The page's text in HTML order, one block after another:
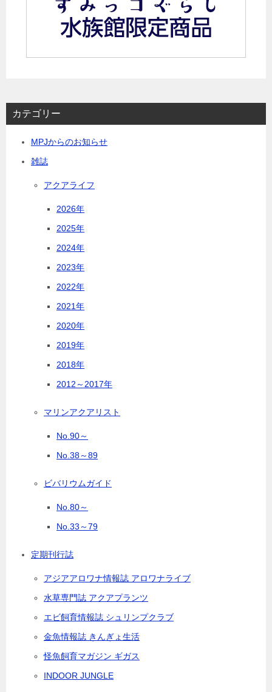
カテゴリー
MPJからのお知らせ
雑誌
アクアライフ
2026年
2025年
2024年
2023年
2022年
2021年
2020年
2019年
2018年
2012～2017年
マリンアクアリスト
No.90～
No.38～89
ビバリウムガイド
No.80～
No.33～79
定期刊行誌
アジアアロワナ情報誌 アロワナライブ
水草専門誌 アクアプランツ
エビ飼育情報誌 シュリンプクラブ
金魚情報誌 きんぎょ生活
怪魚飼育マガジン ギガス
INDOOR JUNGLE